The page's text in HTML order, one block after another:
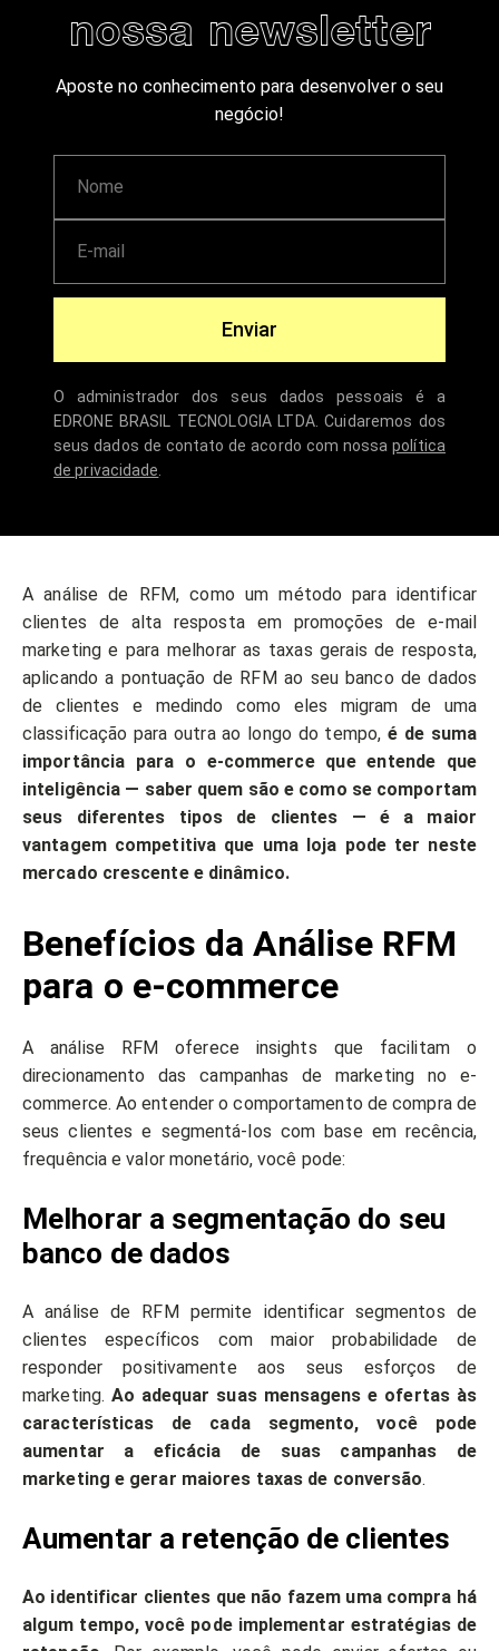
nossa newsletter
Aposte no conhecimento para desenvolver o seu
negócio!
Enviar
O administrador dos seus dados pessoais é a
EDRONE BRASIL TECNOLOGIA LTDA. Cuidaremos dos
seus dados de contato de acordo com nossapolítica
de privacidade
A análise de RFM, como um método para identificar
clientes de alta resposta em promoções de e-mail
marketing e para melhorar as taxas gerais de resposta,
aplicando a pontuação de RFM ao seu banco de dados
de clientes e medindo como eles migram de uma
classificação para outra ao longo do tempo, é de suma
importância para o e-commerce que entende que
inteligência — saber quem são e como se comportam
seus diferentes tipos de clientes — é a maior
vantagem competitiva que uma loja pode ter neste
mercado crescente e dinâmico.
Benefícios da Análise RFM
para o e-commerce
A análise RFM oferece insights que facilitam o
direcionamento das campanhas de marketing no e-
commerce. Ao entender o comportamento de compra de
seus clientes e segmentá-los com base em recência,
frequência e valor monetário, você pode:
Melhorar a segmentação do seu
banco de dados
A análise de RFM permite identificar segmentos de
clientes específicos com maior probabilidade de
responder positivamente aos seus esforços de
marketing. Ao adequar suas mensagens e ofertas às
características de cada segmento, você pode
aumentar a eficácia de suas campanhas de
marketing e gerar maiores taxas de conversão.
Aumentar a retenção de clientes
Ao identificar clientes que não fazem uma compra há
algum tempo, você pode implementar estratégias de